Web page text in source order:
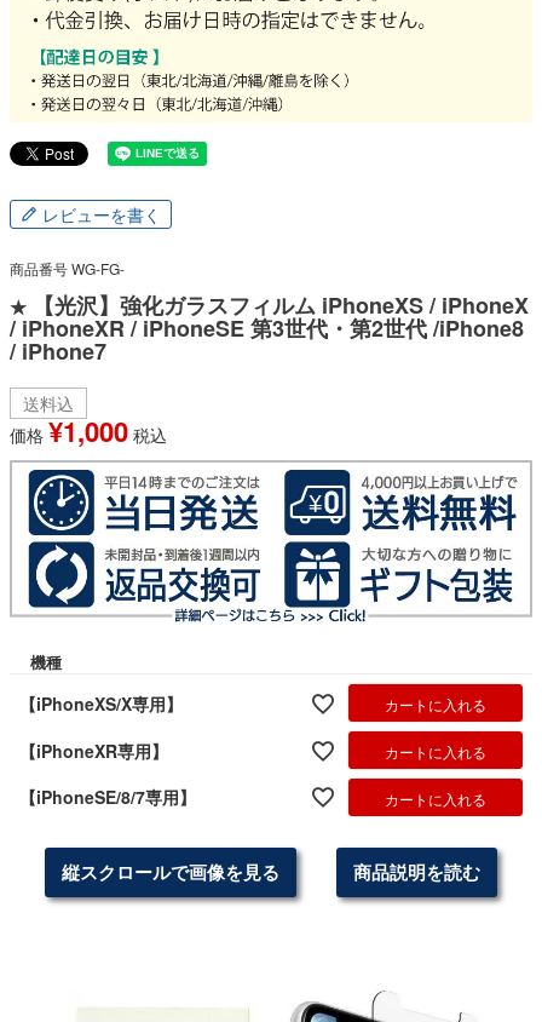
レビューを書く
商品番号WG-FG-
★ 【光沢】強化ガラスフィルム iPhoneXS / iPhoneX
/ iPhoneXR / iPhoneSE 第3世代・第2世代 /iPhone8
/ iPhone7
送料込
価格 ¥1,000 税込
機種
【iPhoneXS/X専用】 カートに入れる
【iPhoneXR専用】 カートに入れる
【iPhoneSE/8/7専用】 カートに入れる
縦スクロールで画像を見る 商品説明を読む